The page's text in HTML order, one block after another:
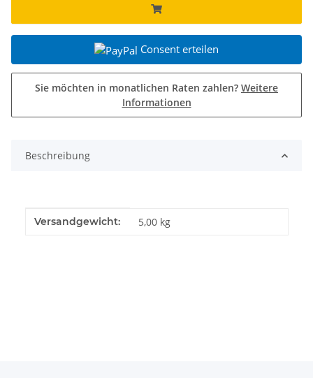
Consent erteilen
Sie möchten in monatlichen Raten zahlen? Weitere
Informationen
Beschreibung
Produkteigenschaft
Wert
Versandgewicht: 5,00 kg